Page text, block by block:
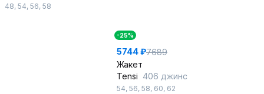
48, 54, 56, 58
-25%
5744 ₽7689
Жакет
Tensi 406 джинс
54, 56, 58, 60, 62